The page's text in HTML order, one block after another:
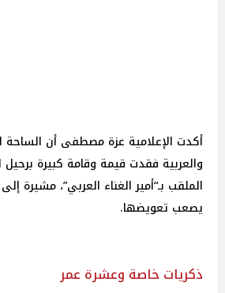
أكدت الإعلامية عزة مصطفى أن الساحة
والعربية فقدت قيمة وقامة كبيرة برحيل
الملقب بـ“أمير الغناء العربي”، مشيرة
يصعب تعويضها.
ذكريات خاصة وعشرة عمر